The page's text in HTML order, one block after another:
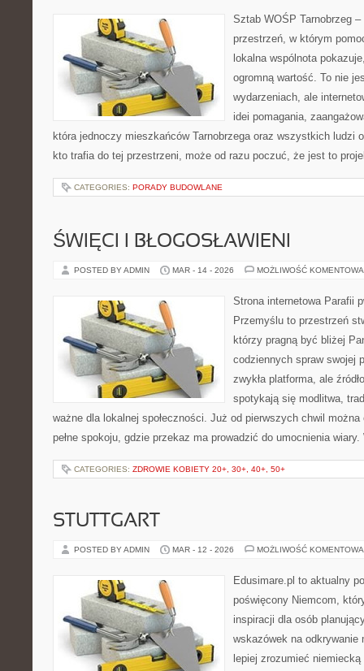
Sztab WOŚP Tarnobrzeg
przestrzeń, w którym
lokalna wspólnota
ogromną wartość. To nie
wydarzeniach, ale
idei pomagania,
która jednoczy mieszkańców Tarnobrzega oraz wszystkich ludzi
kto trafia do tej przestrzeni, może od razu poczuć, że jest to
CATEGORIES: PORADY BUDOWLANE
ŚWIĘCI I BŁOGOSŁAWIENI
POSTED BY ADMIN MAR - 14 - 2026 MOŻLIWOŚĆ
Strona internetowa Parafii
Przemyślu to przestrzeń
którzy pragną być bliżej
codziennych spraw swojej
zwykła platforma, ale
spotykają się modlitwa,
ważne dla lokalnej społeczności. Już od pierwszych chwil
pełne spokoju, gdzie przekaz ma prowadzić do umocnienia
CATEGORIES: ZDROWIE KOBIETY 20+, 30+, 40+, 50+
STUTTGART
POSTED BY ADMIN MAR - 12 - 2026 MOŻLIWOŚĆ
Edusimare.pl to aktualny
poświęcony Niemcom,
inspiracji dla osób
wskazówek na
lepiej zrozumieć